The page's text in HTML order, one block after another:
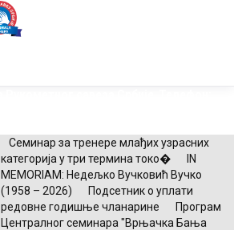
Семинар за тренере млађих узрасних
категорија у три термина токо�
IN
MEMORIAM: Недељко Вучковић Вучко
(1958 – 2026)
Подсетник о уплати
редовне годишње чланарине
Програм
Централног семинара "Врњачка Бања